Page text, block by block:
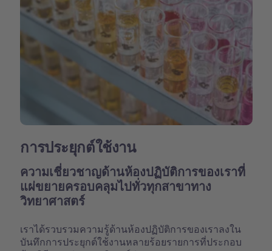
การประยุกต์ใช้งาน
ความเชี่ยวชาญด้านห้องปฏิบัติการของเราที่
แผ่ขยายครอบคลุมไปทั่วทุกสาขาทาง
วิทยาศาสตร์
เราได้รวบรวมความรู้ด้านห้องปฏิบัติการของเราลงใน
บันทึกการประยุกต์ใช้งานหลายร้อยรายการที่ประกอบ